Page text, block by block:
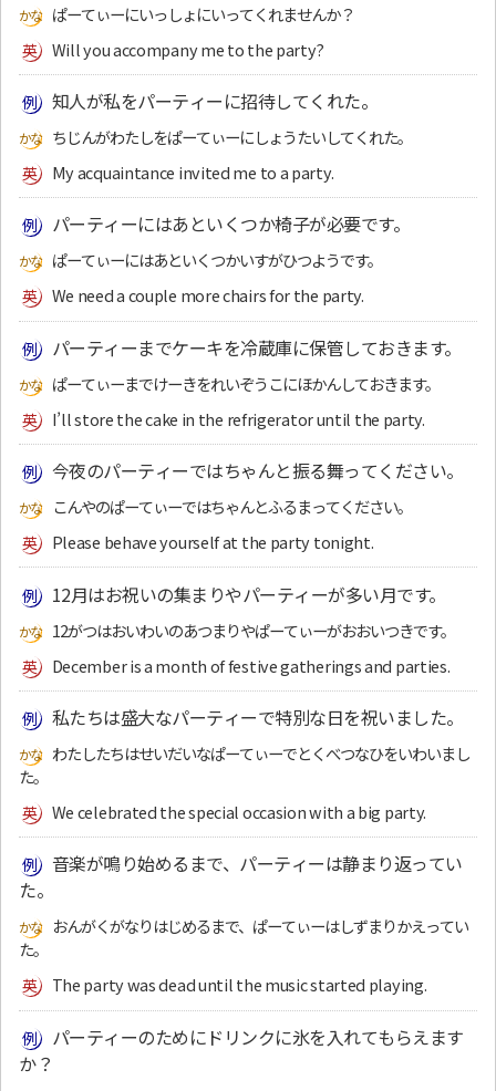
ぱーてぃーにいっしょにいってくれませんか？
Will you accompany me to the party?
知人が私をパーティーに招待してくれた。
ちじんがわたしをぱーてぃーにしょうたいしてくれた。
My acquaintance invited me to a party.
パーティーにはあといくつか椅子が必要です。
ぱーてぃーにはあといくつかいすがひつようです。
We need a couple more chairs for the party.
パーティーまでケーキを冷蔵庫に保管しておきます。
ぱーてぃーまでけーきをれいぞうこにほかんしておきます。
I’ll store the cake in the refrigerator until the party.
今夜のパーティーではちゃんと振る舞ってください。
こんやのぱーてぃーではちゃんとふるまってください。
Please behave yourself at the party tonight.
12月はお祝いの集まりやパーティーが多い月です。
12がつはおいわいのあつまりやぱーてぃーがおおいつきです。
December is a month of festive gatherings and parties.
私たちは盛大なパーティーで特別な日を祝いました。
わたしたちはせいだいなぱーてぃーでとくべつなひをいわいまし
た。
We celebrated the special occasion with a big party.
音楽が鳴り始めるまで、パーティーは静まり返ってい
た。
おんがくがなりはじめるまで、ぱーてぃーはしずまりかえってい
た。
The party was dead until the music started playing.
パーティーのためにドリンクに氷を入れてもらえます
か？